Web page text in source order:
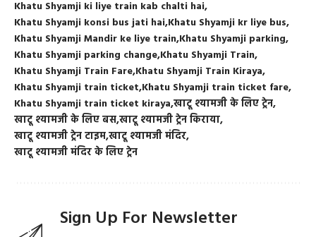
Khatu Shyamji ki liye train kab chalti hai
Khatu Shyamji konsi bus jati hai Khatu Shyamji kr liye bus
Khatu Shyamji Mandir ke liye train Khatu Shyamji parking
Khatu Shyamji parking change Khatu Shyamji Train
Khatu Shyamji Train Fare Khatu Shyamji Train Kiraya
Khatu Shyamji train ticket Khatu Shyamji train ticket fare
Khatu Shyamji train ticket kiraya खाटू श्यामजी के लिए ट्रेन
खाटू श्यामजी के लिए बसखाटू श्यामजी ट्रेन किराया
खाटू श्यामजी ट्रेन टाइमखाटू श्यामजी मंदिर
खाटू श्यामजी मंदिर के लिए ट्रेन
Sign Up For Newsletter